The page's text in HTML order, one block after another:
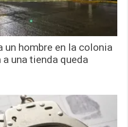
un hombre en la colonia
una tienda queda